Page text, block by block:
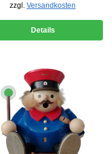
zzgl. Versandkosten
Details